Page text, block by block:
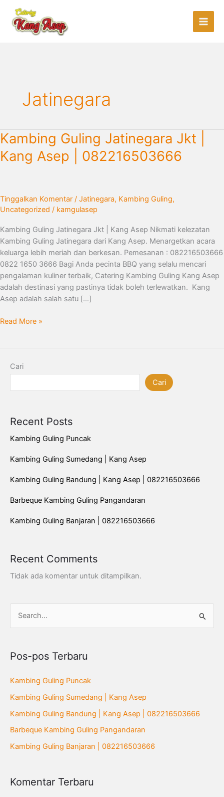
konten
Jatinegara
Kambing Guling Jatinegara Jkt |
Kang Asep | 082216503666
Tinggalkan Komentar / Jatinegara, Kambing Guling,
Uncategorized / kamgulasep
Kambing Guling Jatinegara Jkt | Kang Asep Nikmati kelezatan
Kambing Guling Jatinegara dari Kang Asep. Menargetkan acara
keluarga lebih meriah dan berkesan. Pemesanan : 082216503666
0822 1650 3666 Bagi Anda pecinta BBQ yang selalu mencari
pengalaman kuliner terbaik, Catering Kambing Guling Kang Asep
adalah destinasi yang pastinya tidak boleh terlewatkan. Kang
Asep adalah salah satu […]
Kambing
Guling
Jatinegara
Asep
082216503666
Read More »
Cari
Cari
Recent Posts
Kambing Guling Puncak
Kambing Guling Sumedang | Kang Asep
Kambing Guling Bandung | Kang Asep | 082216503666
Barbeque Kambing Guling Pangandaran
Kambing Guling Banjaran | 082216503666
Recent Comments
Tidak ada komentar untuk ditampilkan.
i
u
k
:
Pos-pos Terbaru
Kambing Guling Puncak
Kambing Guling Sumedang | Kang Asep
Kambing Guling Bandung | Kang Asep | 082216503666
Barbeque Kambing Guling Pangandaran
Kambing Guling Banjaran | 082216503666
Komentar Terbaru